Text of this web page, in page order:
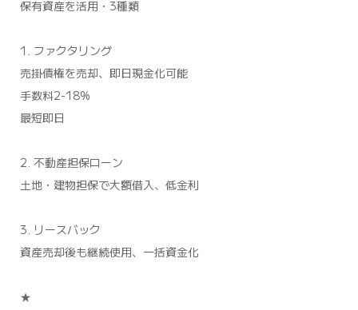
保有資産を活用・3種類
1. ファクタリング
売掛債権を売却、即日現金化可能
手数料2-18%
最短即日
2. 不動産担保ローン
土地・建物担保で大額借入、低金利
3. リースバック
資産売却後も継続使用、一括資金化
★